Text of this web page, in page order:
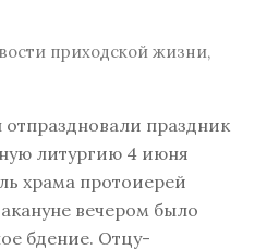
приходской жизни,
праздник
литургию 4 июня
храма протоиерей
вечером было
бдение. Отцу-